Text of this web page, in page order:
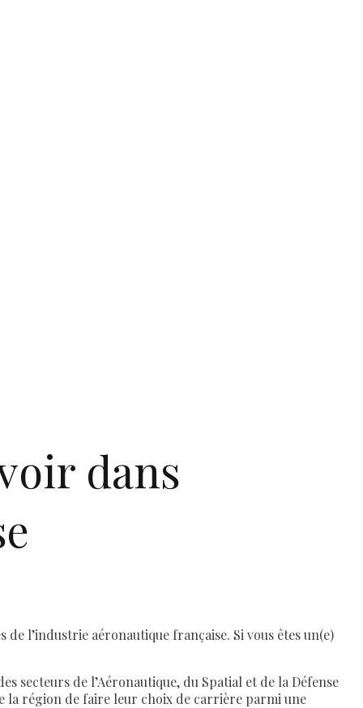
dans
l’industrie aéronautique française. Si vous êtes un(e)
secteurs de l’Aéronautique, du Spatial et de la Défense
la région de faire leur choix de carrière parmi une